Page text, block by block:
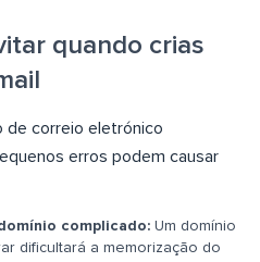
quando crias
de correio eletrónico
erros podem causar
complicado: Um domínio
dificultará a memorização do